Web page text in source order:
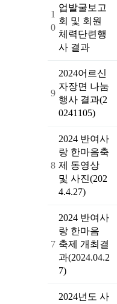
1
0
업발굴보고
회 및 회원
체력단련행
사 결과
9
2024어르신
자장면 나눔
행사 결과(2
0241105)
8
2024 반여사
랑 한마음축
제 동영상
및 사진(202
4.4.27)
7
2024 반여사
랑 한마음
축제 개최결
과(2024.04.2
7)
2024년도 사